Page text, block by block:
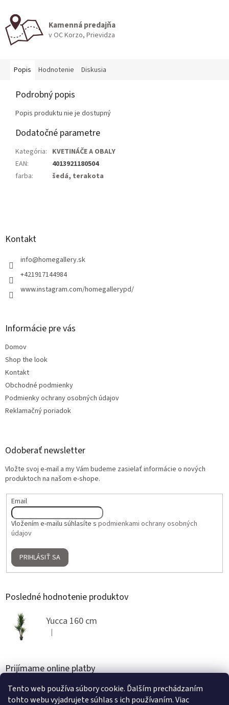
Tento web používa súbory cookie. Ďalším prechádzaním
tohto webu vyjadrujete súhlas s ich používaním. Viac
Kamenná predajňa
v OC Korzo, Prievidza
Popis Hodnotenie Diskusia
Podrobný popis
Popis produktu nie je dostupný
Dodatočné parametre
Kategória: KVETINÁČE A OBALY
EAN:
4013921180504
farba: šedá, terakota
Kontakt
info@homegallery.sk
+421917144984
www.instagram.com/homegallerypd/
Informácie pre vás
Domov
Shop the look
Kontakt
Obchodné podmienky
Podmienky ochrany osobných údajov
Reklamačný poriadok
Odoberať newsletter
Vložte svoj e-mail a my Vám budeme zasielať informácie o nových
produktoch na našom e-shope.
Email
Vložením e-mailu súhlasíte s podmienkami ochrany osobných
údajov
PRIHLÁSIŤ SA
Posledné hodnotenie produktov
Yucca 160 cm
Hodnotenie produktu je 5 z 5 hviezdičiek.
|
Prijímame online platby